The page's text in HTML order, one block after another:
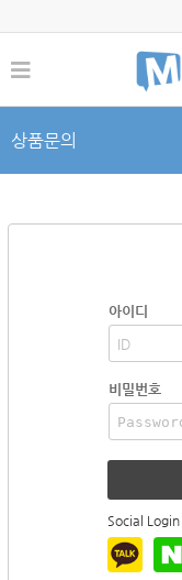
상품문의
아이디
비밀번호
Social Login